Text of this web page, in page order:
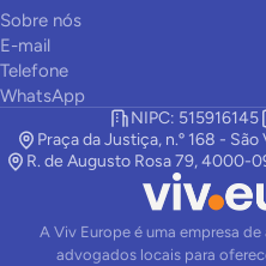
Sobre nós
E-mail
Telefone
WhatsApp
NIPC: 515916145
Praça da Justiça, n.º 168 -
R. de Augusto Rosa 79, 4000-
A Viv Europe é uma empresa
advogados locais para